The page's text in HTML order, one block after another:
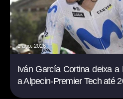
1 ago. 2026
Iván García Cortina deixa
a Alpecin-Premier Tech até